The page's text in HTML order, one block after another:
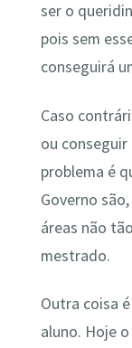
ser o
pois sem
conseguirá
Caso
ou conseguir
problema é
Governo
áreas não
mestrado.
Outra coisa
aluno. Hoje